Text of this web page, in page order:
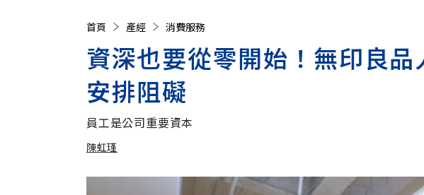
首頁 產經 消費服務
資深也要從零開始！無印良
安排阻礙
員工是公司重要資本
陳虹瑾
加入追蹤